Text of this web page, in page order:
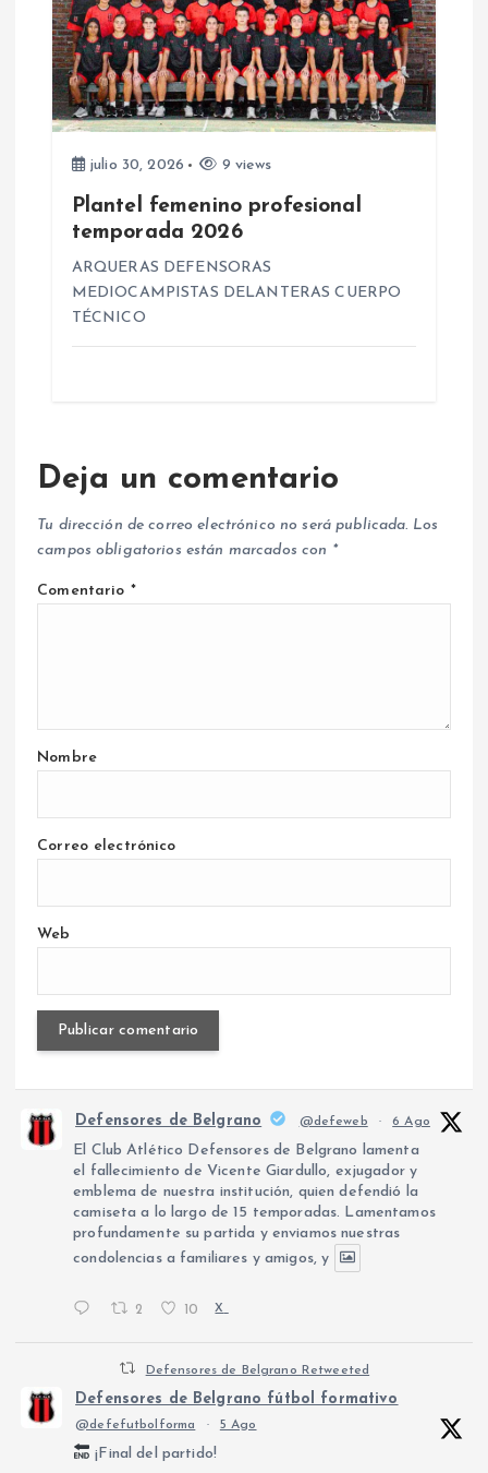
julio 30, 2026 9 views
Plantel femenino profesional
temporada 2026
ARQUERAS DEFENSORAS
MEDIOCAMPISTAS DELANTERAS CUERPO
TÉCNICO
Deja un comentario
Tu dirección de correo electrónico no será publicada. Los
campos obligatorios están marcados con *
Comentario *
Nombre
Correo electrónico
Web
Defensores de Belgrano @defeweb · 6 Ago
El Club Atlético Defensores de Belgrano lamenta
el fallecimiento de Vicente Giardullo, exjugador y
emblema de nuestra institución, quien defendió la
camiseta a lo largo de 15 temporadas. Lamentamos
profundamente su partida y enviamos nuestras
condolencias a familiares y amigos, y
2 10 X
Defensores de Belgrano Retweeted
Defensores de Belgrano fútbol formativo
@defefutbolforma · 5 Ago
¡Final del partido!